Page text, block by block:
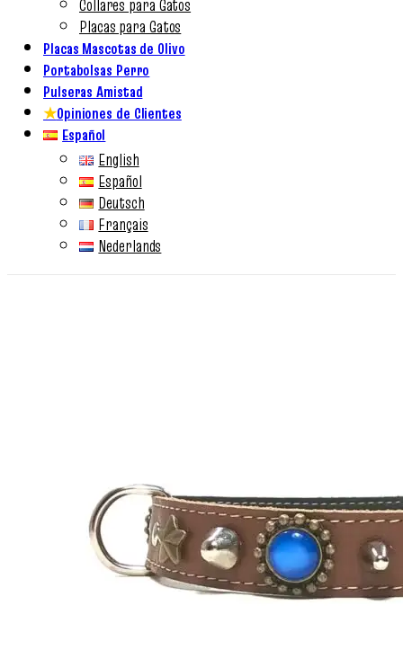
Collares para Gatos
Placas para Gatos
Placas Mascotas de Olivo
Portabolsas Perro
Pulseras Amistad
★Opiniones de Clientes
Español
English
Español
Deutsch
Français
Nederlands